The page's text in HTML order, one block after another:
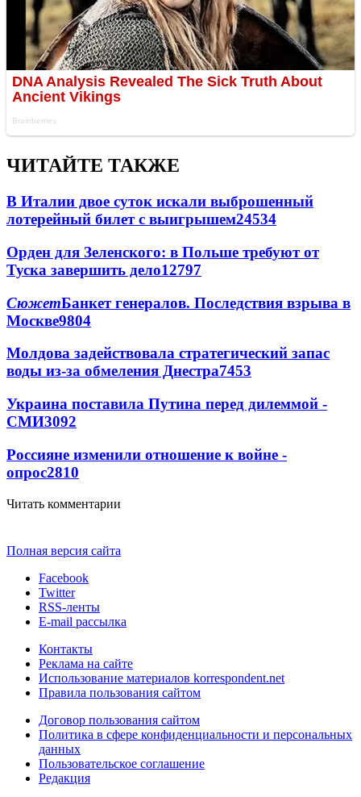
ЧИТАЙТЕ ТАКЖЕ
В Италии двое суток искали выброшенный
лотерейный билет с выигрышем24534
Орден для Зеленского: в Польше требуют от
Туска завершить дело12797
СюжетБанкет генералов. Последствия взрыва в
Москве9804
Молдова задействовала стратегический запас
воды из-за обмеления Днестра7453
Украина поставила Путина перед дилеммой -
СМИ3092
Россияне изменили отношение к войне -
опрос2810
Читать комментарии
Полная версия сайта
Facebook
Twitter
RSS-ленты
E-mail рассылка
Контакты
Реклама на сайте
Использование материалов korrespondent.net
Правила пользования сайтом
Договор пользования сайтом
Политика в сфере конфиденциальности и персональных
данных
Пользовательское соглашение
Редакция